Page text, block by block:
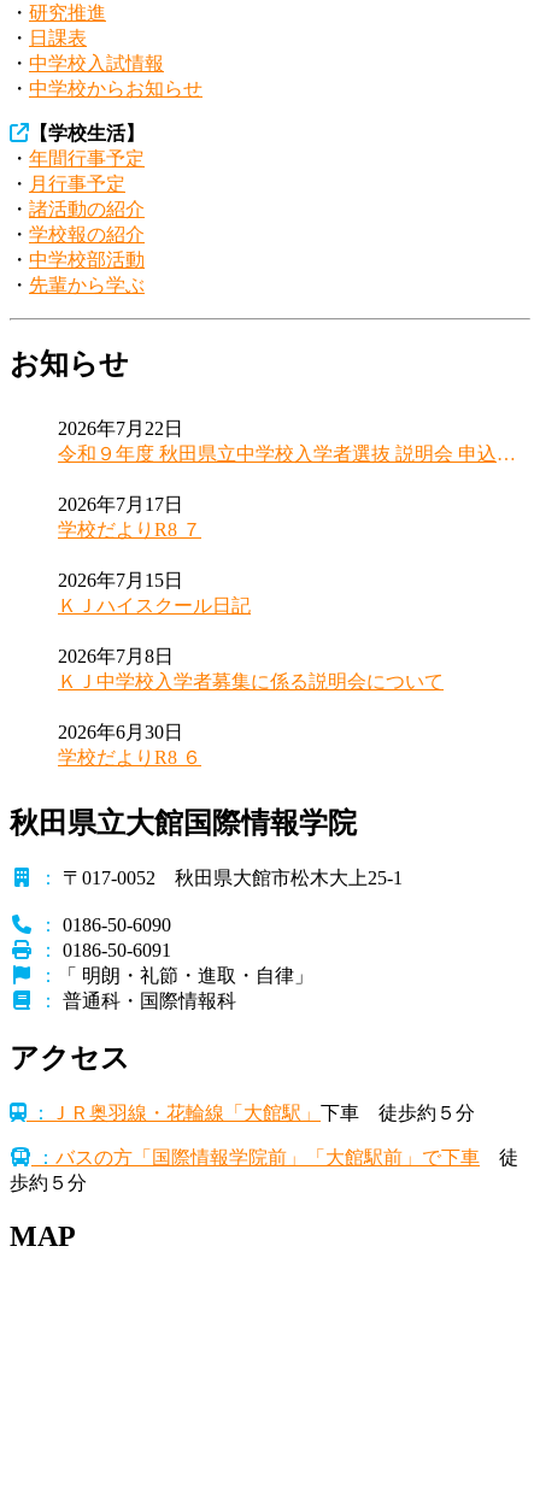
・ 研究推進
・ 日課表
・ 中学校入試情報
・ 中学校からお知らせ
【学校生活】
・ 年間行事予定
・ 月行事予定
・ 諸活動の紹介
・ 学校報の紹介
・ 中学校部活動
・ 先輩から学ぶ
お知らせ
2026年7月22日
令和９年度 秋田県立中学校入学者選抜 説明会 申込受
2026年7月17日
学校だよりR8 ７
2026年7月15日
ＫＪハイスクール日記
2026年7月8日
ＫＪ中学校入学者募集に係る説明会について
2026年6月30日
学校だよりR8 ６
秋田県立大館国際情報学院
： 〒017-0052 秋田県大館市松木大上25-1
：
0186-50-6090
：
0186-50-6091
：
「 明朗・礼節・進取・自律」
：
普通科・国際情報科
アクセス
： ＪＲ奥羽線・花輪線「大館駅」 下車 徒歩約５分
： バスの方「国際情報学院前」「大館駅前」で下車 徒
歩約５分
MAP